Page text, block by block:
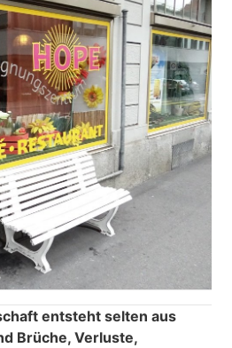
entsteht selten aus
Brüche, Verluste,